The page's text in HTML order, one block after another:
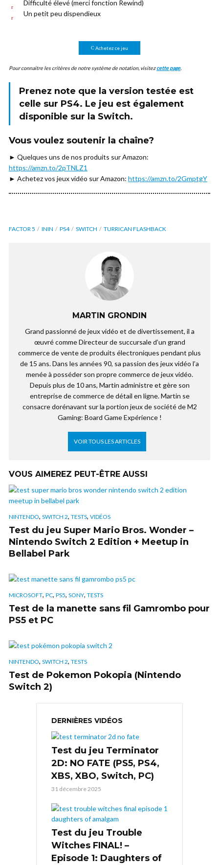
Difficulté élevé (merci fonction Rewind)
Un petit peu dispendieux
Achetez ce jeu
Pour connaitre les critères de notre système de notation, visitezcette page.
Prenez note que la version testée est
celle sur PS4. Le jeu est également
disponible sur la Switch.
Vous voulez soutenir la chaîne?
► Quelques uns de nos produits sur Amazon:
https://amzn.to/2pTNLZ1
► Achetez vos jeux vidéo sur Amazon: https://amzn.to/2GmptgY
FACTOR 5 ININ PS4 SWITCH TURRICAN FLASHBACK
MARTIN GRONDIN
Grand passionné de jeux vidéo et de divertissement, il a
œuvré comme Directeur de succursale d’un grand
commerce de vente de produits électroniques pendant plus
de 15 ans. Dans les années 90, sa passion des jeux vidéo l’a
menée à posséder son propre commerce de jeux vidéo.
Depuis plus de 10 ans, Martin administre et gère son
entreprise de commerce de détail en ligne. Martin se
consacre dorénavant sur la portion jeux de société de M2
Gaming: Board Game Expérience !
VOIR TOUS LES ARTICLES
VOUS AIMEREZ PEUT-ÊTRE AUSSI
NINTENDO, SWITCH 2, TESTS, VIDÉOS
Test du jeu Super Mario Bros. Wonder –
Nintendo Switch 2 Edition + Meetup in
Bellabel Park
MICROSOFT, PC, PS5, SONY, TESTS
Test de la manette sans fil Gamrombo pour
PS5 et PC
NINTENDO, SWITCH 2, TESTS
Test de Pokemon Pokopia (Nintendo
Switch 2)
DERNIÈRES VIDÉOS
Test du jeu Terminator
2D: NO FATE (PS5, PS4,
XBS, XBO, Switch, PC)
31 décembre 2025
Test du jeu Trouble
Witches FINAL! –
Episode 1: Daughters of